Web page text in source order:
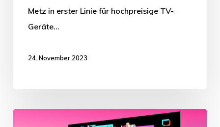
Metz in erster Linie für hochpreisige TV-
Geräte…
24. November 2023